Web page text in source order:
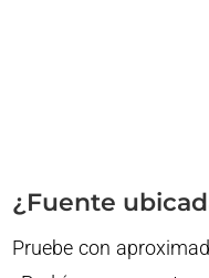
¿Fuente
Pruebe con